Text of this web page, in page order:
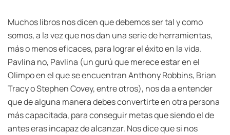
Muchos libros nos dicen que debemos ser tal y como
somos, a la vez que nos dan una serie de herramientas,
más o menos eficaces, para lograr el éxito en la vida.
Pavlina no, Pavlina (un gurú que merece estar en el
Olimpo en el que se encuentran Anthony Robbins, Brian
Tracy o Stephen Covey, entre otros), nos da a entender
que de alguna manera debes convertirte en otra persona
más capacitada, para conseguir metas que siendo el de
antes eras incapaz de alcanzar. Nos dice que si nos